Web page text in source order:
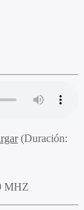
(Duración:
MHZ